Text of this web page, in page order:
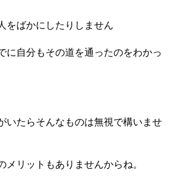
をばかにしたりしません
に自分もその道を通ったのをわかっ
いたらそんなものは無視で構いませ
メリットもありませんからね。